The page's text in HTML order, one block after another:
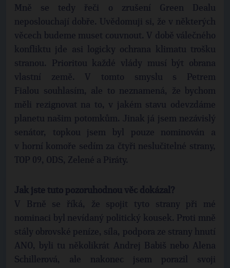
Mně se tedy řeči o zrušení Green Dealu
neposlouchají dobře. Uvědomuji si, že v některých
věcech budeme muset couvnout. V době válečného
konfliktu jde asi logicky ochrana klimatu trošku
stranou. Prioritou každé vlády musí být obrana
vlastní země. V tomto smyslu s Petrem
Fialou souhlasím, ale to neznamená, že bychom
měli rezignovat na to, v jakém stavu odevzdáme
planetu našim potomkům. Jinak já jsem nezávislý
senátor, topkou jsem byl pouze nominován a
v horní komoře sedím za čtyři neslučitelné strany,
TOP 09, ODS, Zelené a Piráty.
Jak jste tuto pozoruhodnou věc dokázal?
V Brně se říká, že spojit tyto strany při mé
nominaci byl nevídaný politický kousek. Proti mně
stály obrovské peníze, síla, podpora ze strany hnutí
ANO, byli tu několikrát Andrej Babiš nebo Alena
Schillerová, ale nakonec jsem porazil svoji